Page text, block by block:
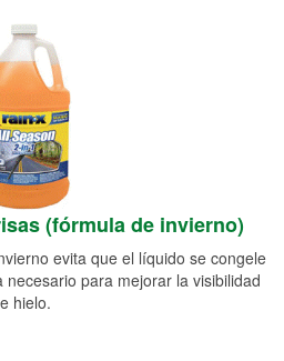
(fórmula de invierno)
evita que el líquido se congele
para mejorar la visibilidad
hielo.